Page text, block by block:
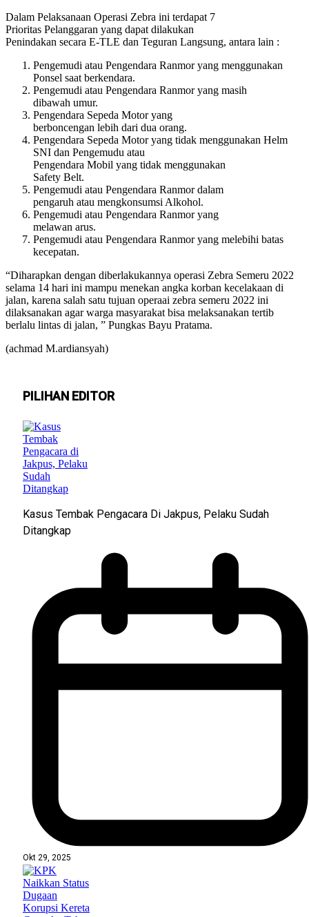
Dalam Pelaksanaan Operasi Zebra ini terdapat 7
Prioritas Pelanggaran yang dapat dilakukan
Penindakan secara E-TLE dan Teguran Langsung, antara lain :
Pengemudi atau Pengendara Ranmor yang menggunakan
Ponsel saat berkendara.
Pengemudi atau Pengendara Ranmor yang masih
dibawah umur.
Pengendara Sepeda Motor yang
berboncengan lebih dari dua orang.
Pengendara Sepeda Motor yang tidak menggunakan Helm
SNI dan Pengemudu atau
Pengendara Mobil yang tidak menggunakan
Safety Belt.
Pengemudi atau Pengendara Ranmor dalam
pengaruh atau mengkonsumsi Alkohol.
Pengemudi atau Pengendara Ranmor yang
melawan arus.
Pengemudi atau Pengendara Ranmor yang melebihi batas
kecepatan.
“Diharapkan dengan diberlakukannya operasi Zebra Semeru 2022
selama 14 hari ini mampu menekan angka korban kecelakaan di
jalan, karena salah satu tujuan operaai zebra semeru 2022 ini
dilaksanakan agar warga masyarakat bisa melaksanakan tertib
berlalu lintas di jalan, ” Pungkas Bayu Pratama.
(achmad M.ardiansyah)
PILIHAN EDITOR
Kasus Tembak Pengacara Di Jakpus, Pelaku Sudah
Ditangkap
Okt 29, 2025